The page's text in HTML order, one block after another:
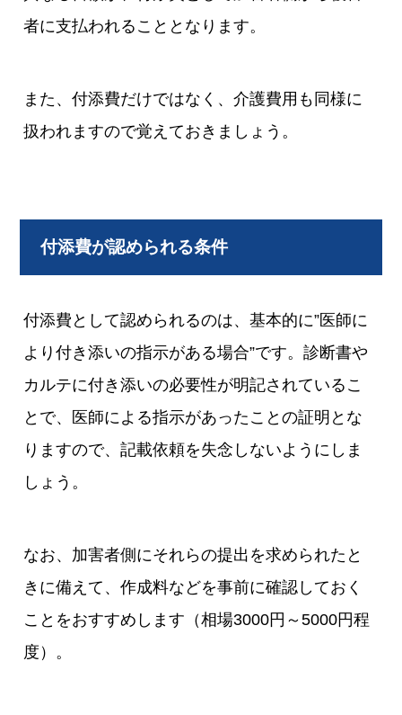
者に支払われることとなります。
また、付添費だけではなく、介護費用も同様に
扱われますので覚えておきましょう。
付添費が認められる条件
付添費として認められるのは、基本的に”医師に
より付き添いの指示がある場合”です。診断書や
カルテに付き添いの必要性が明記されているこ
とで、医師による指示があったことの証明とな
りますので、記載依頼を失念しないようにしま
しょう。
なお、加害者側にそれらの提出を求められたと
きに備えて、作成料などを事前に確認しておく
ことをおすすめします（相場3000円～5000円程
度）。